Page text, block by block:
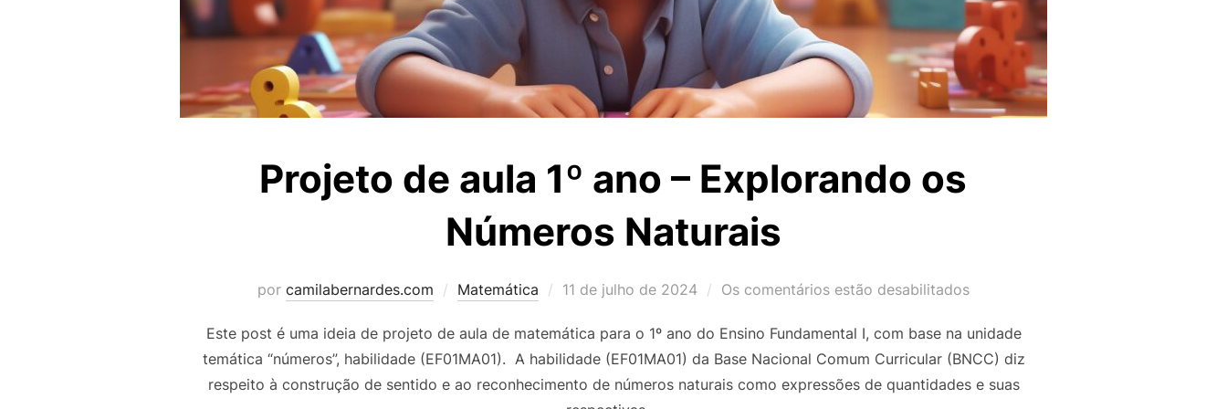
Projeto de aula 1º ano – Explorando os
Números Naturais
por camilabernardes.com Matemática
Postado
11 de julho de 2024 Os comentários estão desabilitados
Este post é uma ideia de projeto de aula de matemática para o 1º ano do Ensino Fundamental I, com base na unidade
temática “números”, habilidade (EF01MA01). A habilidade (EF01MA01) da Base Nacional Comum Curricular (BNCC) diz
respeito à construção de sentido e ao reconhecimento de números naturais como expressões de quantidades e suas